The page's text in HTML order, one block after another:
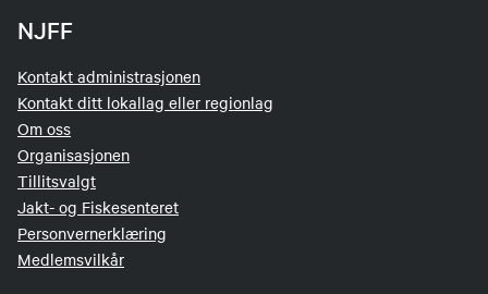
NJFF
Kontakt administrasjonen
Kontakt ditt lokallag eller regionlag
Om oss
Organisasjonen
Tillitsvalgt
Jakt- og Fiskesenteret
Personvernerklæring
Medlemsvilkår